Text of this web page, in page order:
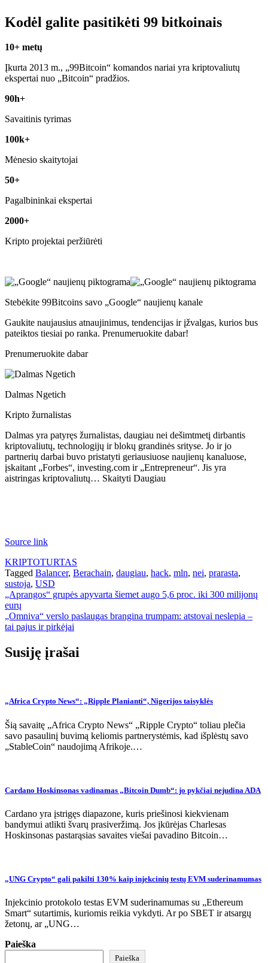
Kodėl galite pasitikėti 99 bitkoinais
10+ metų
Įkurta 2013 m., „99Bitcoin“ komandos nariai yra kriptovaliutų
ekspertai nuo „Bitcoin“ pradžios.
90h+
Savaitinis tyrimas
100k+
Mėnesio skaitytojai
50+
Pagalbininkai ekspertai
2000+
Kripto projektai peržiūrėti
Stebėkite 99Bitcoins savo „Google“ naujienų kanale
Gaukite naujausius atnaujinimus, tendencijas ir įžvalgas, kurios bus
pateiktos tiesiai po ranka. Prenumeruokite dabar!
Prenumeruokite dabar
Dalmas Ngetich
Kripto žurnalistas
Dalmas yra patyręs žurnalistas, daugiau nei dešimtmetį dirbantis
kriptovaliutų, technologijų ir blokų grandinės srityse. Jo ir jo
partnerių darbai buvo pristatyti geriausiuose naujienų kanaluose,
įskaitant „Forbes“, investing.com ir „Entrepreneur“. Jis yra
aistringas kriptovaliutų… Skaityti Daugiau
Source link
KRIPTOTURTAS
Tagged Balancer, Berachain, daugiau, hack, mln, nei, prarasta,
sustoja, USD
Navigacija
tarp
įrašų
„Aprangos“ grupės apyvarta šiemet augo 5,6 proc. iki 300 milijonų
eurų
„Omniva“ verslo paslaugas brangina trumpam: atstovai neslepia –
tai pajus ir pirkėjai
Susiję įrašai
„Africa Crypto News“: „Ripple Planianti“, Nigerijos taisyklės
Šią savaitę „Africa Crypto News“ „Ripple Crypto“ toliau plečia
savo pasaulinį buvimą keliomis partnerystėmis, kad išplėstų savo
„StableCoin“ naudojimą Afrikoje.…
Cardano Hoskinsonas vadinamas „Bitcoin Dumb“: jo pykčiai nejudina ADA
Cardano yra įstrigęs diapazone, kuris priešinosi kiekvienam
bandymui atlikti švarų prasiveržimą. Jos įkūrėjas Charlesas
Hoskinsonas pastarąsias savaites viešai pavadino Bitcoin…
„UNG Crypto“ gali pakilti 130% kaip injekcinių testų EVM suderinamumas
Injekcinio protokolo testas EVM suderinamumas su „Ethereum
Smart“ sutartimis, kuriomis reikia vykdyti. Ar po SBET ir atsargų
žetonų, ar „UNG…
Paieška
Paieška